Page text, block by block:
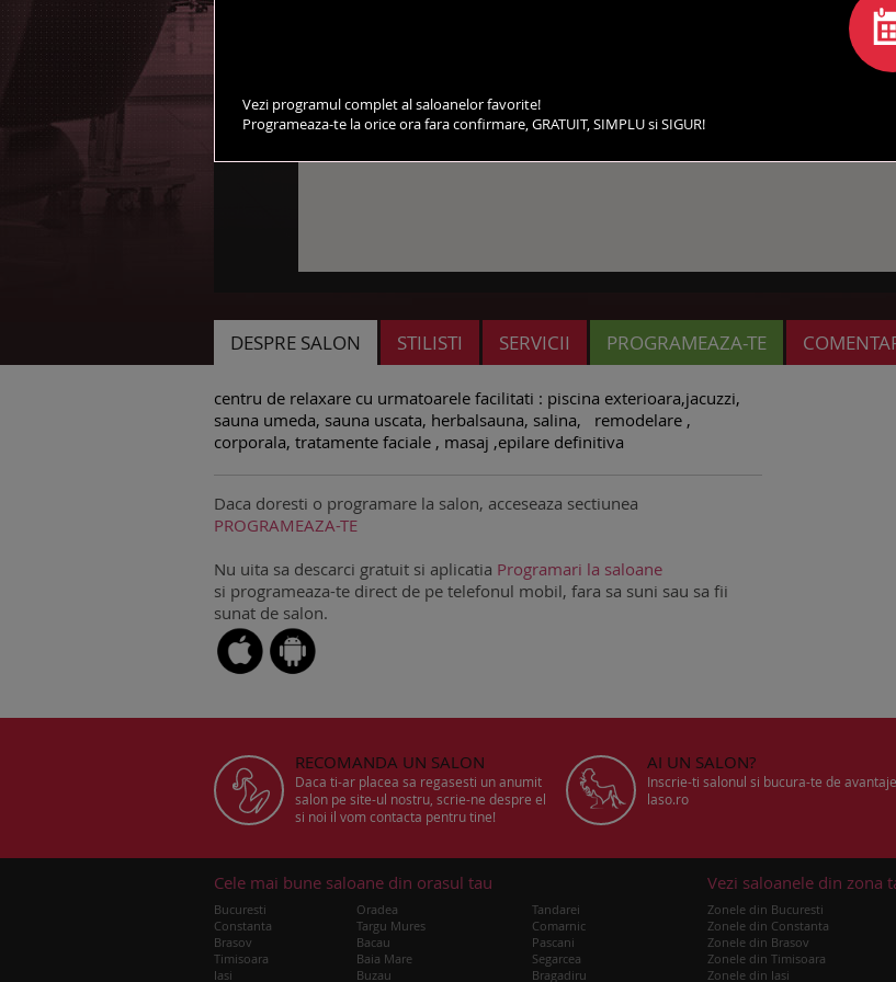
DESPRE SALON STILISTI SERVICII PROGRAMEAZA-TE
centru de relaxare cu urmatoarele facilitati : piscina exterioara,jacuzzi,
sauna umeda, sauna uscata, herbalsauna, salina, remodelare ,
corporala, tratamente faciale , masaj ,epilare definitiva
Daca doresti o programare la salon, acceseaza sectiunea
PROGRAMEAZA-TE
Nu uita sa descarci gratuit si aplicatia Programari la saloane
si programeaza-te direct de pe telefonul mobil, fara sa suni sau sa fii
sunat de salon.
RECOMANDA UN SALON
Daca ti-ar placea sa regasesti un anumit
salon pe site-ul nostru, scrie-ne despre el
si noi il vom contacta pentru tine!
AI UN SALON?
Inscrie-ti salonul si bucura-te de
laso.ro
Cele mai bune saloane din orasul tau
Bucuresti
Constanta
Brasov
Timisoara
Iasi
Oradea
Targu Mures
Bacau
Baia Mare
Buzau
Tandarei
Comarnic
Pascani
Segarcea
Bragadiru
Vezi saloanele din zona
Zonele din Bucuresti
Zonele din Constanta
Zonele din Brasov
Zonele din Timisoara
Zonele din Iasi
Vezi programul complet al saloanelor favorite!
Programeaza-te la orice ora fara confirmare, GRATUIT, SIMPLU si SIGUR!